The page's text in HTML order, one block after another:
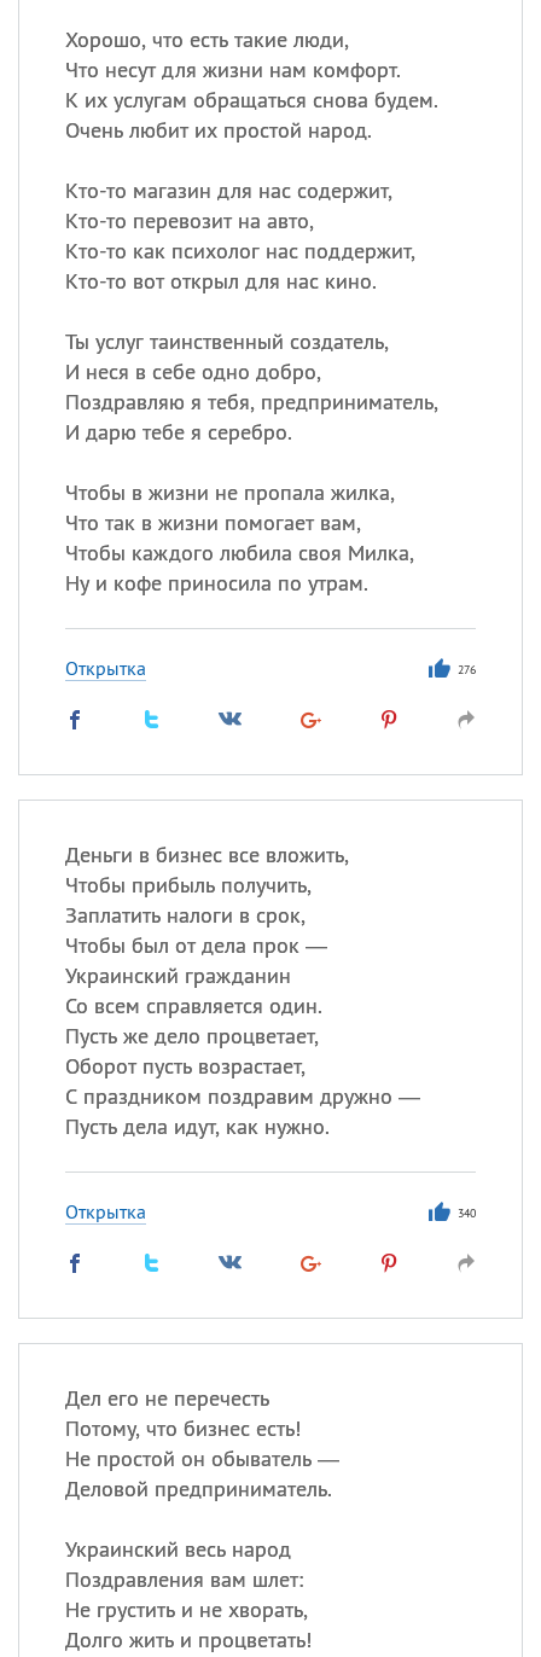
Хорошо, что есть такие люди,
Что несут для жизни нам комфорт.
К их услугам обращаться снова будем.
Очень любит их простой народ.
Кто-то магазин для нас содержит,
Кто-то перевозит на авто,
Кто-то как психолог нас поддержит,
Кто-то вот открыл для нас кино.
Ты услуг таинственный создатель,
И неся в себе одно добро,
Поздравляю я тебя, предприниматель,
И дарю тебе я серебро.
Чтобы в жизни не пропала жилка,
Что так в жизни помогает вам,
Чтобы каждого любила своя Милка,
Ну и кофе приносила по утрам.
Открытка 276
Деньги в бизнес все вложить,
Чтобы прибыль получить,
Заплатить налоги в срок,
Чтобы был от дела прок —
Украинский гражданин
Со всем справляется один.
Пусть же дело процветает,
Оборот пусть возрастает,
С праздником поздравим дружно —
Пусть дела идут, как нужно.
Открытка 340
Дел его не перечесть
Потому, что бизнес есть!
Не простой он обыватель —
Деловой предприниматель.
Украинский весь народ
Поздравления вам шлет:
Не грустить и не хворать,
Долго жить и процветать!